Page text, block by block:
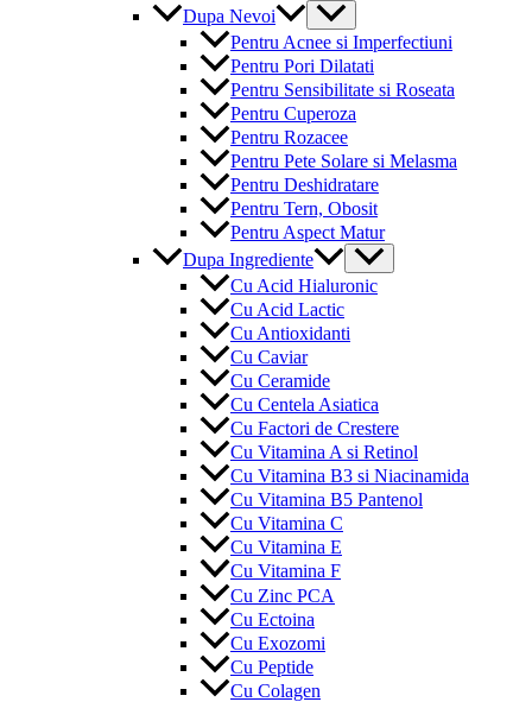
Dupa Nevoi
Menu
Toggle
Pentru Acnee si Imperfectiuni
Pentru Pori Dilatati
Pentru Sensibilitate si Roseata
Pentru Cuperoza
Pentru Rozacee
Pentru Pete Solare si Melasma
Pentru Deshidratare
Pentru Tern, Obosit
Pentru Aspect Matur
Dupa Ingrediente
Menu
Toggle
Cu Acid Hialuronic
Cu Acid Lactic
Cu Antioxidanti
Cu Caviar
Cu Ceramide
Cu Centela Asiatica
Cu Factori de Crestere
Cu Vitamina A si Retinol
Cu Vitamina B3 si Niacinamida
Cu Vitamina B5 Pantenol
Cu Vitamina C
Cu Vitamina E
Cu Vitamina F
Cu Zinc PCA
Cu Ectoina
Cu Exozomi
Cu Peptide
Cu Colagen